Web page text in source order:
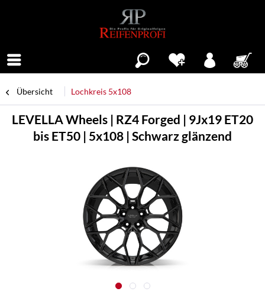
Übersicht Lochkreis 5x108
LEVELLA Wheels | RZ4 Forged | 9Jx19 ET20
bis ET50 | 5x108 | Schwarz glänzend